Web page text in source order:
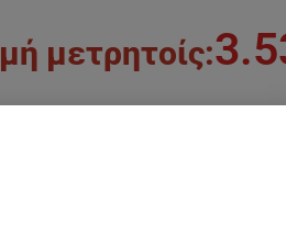
/ μήνα σε 24
Καλέστε μας στο